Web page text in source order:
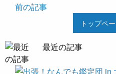
前の記事
トップペ
最近の記事